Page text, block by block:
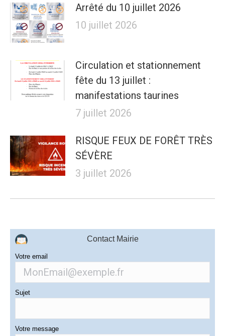
Arrêté du 10 juillet 2026
10 juillet 2026
Circulation et stationnement
fête du 13 juillet :
manifestations taurines
7 juillet 2026
RISQUE FEUX DE FORÊT TRÈS
SÉVÈRE
3 juillet 2026
Contact Mairie
Votre email
Sujet
Votre message